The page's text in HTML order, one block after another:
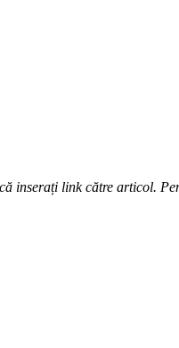
inserați link către articol.